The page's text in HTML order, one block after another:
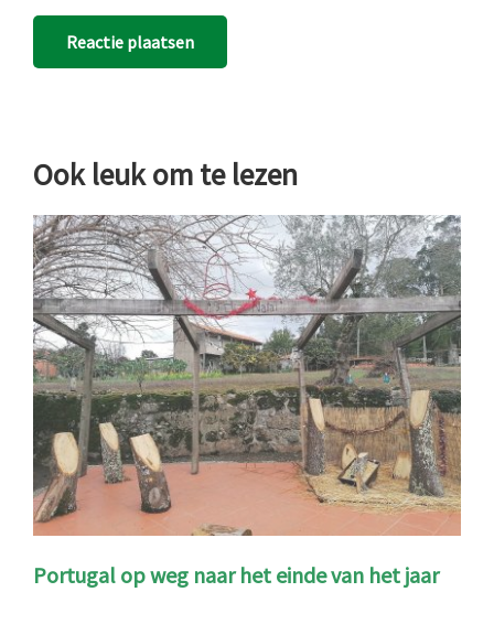
Ook leuk om te lezen
Portugal op weg naar het einde van het jaar